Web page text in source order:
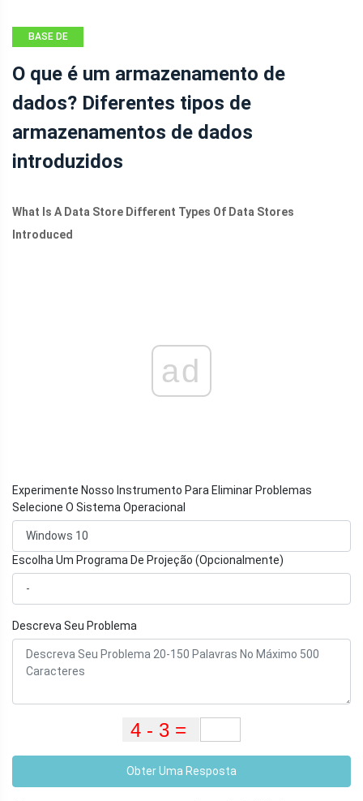
BASE DE
O que é um armazenamento de
dados? Diferentes tipos de
armazenamentos de dados
introduzidos
What Is A Data Store Different Types Of Data Stores
Introduced
ad
Experimente Nosso Instrumento Para Eliminar Problemas
Selecione O Sistema Operacional
Escolha Um Programa De Projeção (Opcionalmente)
Descreva Seu Problema
Obter Uma Resposta